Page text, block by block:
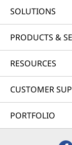
SOLUTIONS
PRODUCTS &
RESOURCES
CUSTOMER
PORTFOLIO